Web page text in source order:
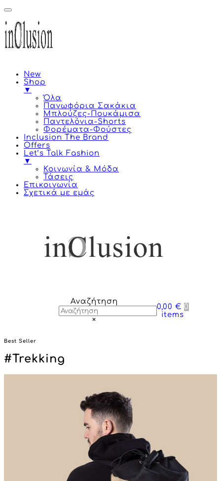
New
Shop
▼
Όλα
Πανωφόρια Σακάκια
Μπλούζες-Πουκάμισα
Παντελόνια-Shorts
Φορέματα-Φούστες
Inclusion The Brand
Offers
Let’s Talk Fashion
▼
Κοινωνία & Μόδα
Τάσεις
Επικοινωνία
Σχετικά με εμάς
Αναζήτηση
×
0,00 € 0
items
Best Seller
#Trekking